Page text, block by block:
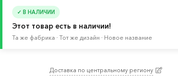
✓ В НАЛИЧИИ
Этот товар есть в наличии!
Та же фабрика · Тот же дизайн · Новое название
Доставка по центральному региону